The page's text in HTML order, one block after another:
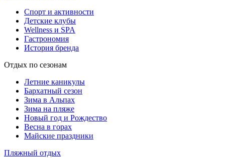
Спорт и активности
Детские клубы
Wellness и SPA
Гастрономия
История бренда
Отдых по сезонам
Летние каникулы
Бархатный сезон
Зима в Альпах
Зима на пляже
Новый год и Рождество
Весна в горах
Майские праздники
Пляжный отдых